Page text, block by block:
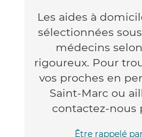
Les aides à
sélectionnées
médecins
rigoureux. Pour
vos proches en
Saint-Marc ou
contactez-nous
Être rappelé